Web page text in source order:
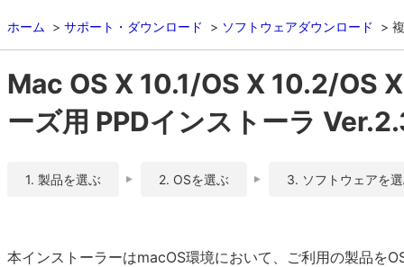
ホーム サポート・ダウンロード ソフトウェアダウンロード
Mac OS X 10.1/OS X 10.2/OS
ーズ用 PPDインストーラ
1. 製品を選ぶ 2. OSを選ぶ 3. ソフトウェアを
本インストーラーはmacOS環境において、ご利用の製品を